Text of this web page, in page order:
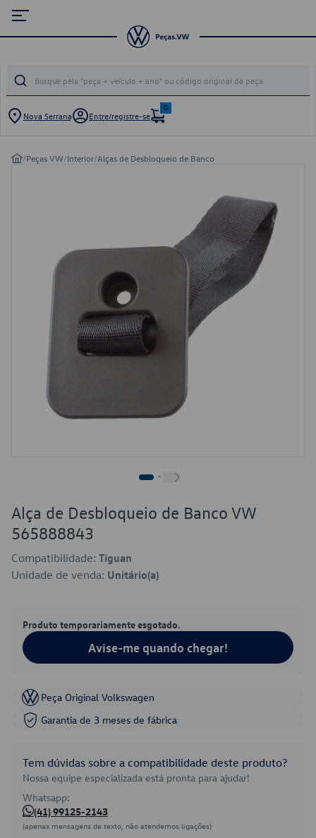
Nova Serrana Entre/registre-se
0
/Peças VW/Interior/Alças de Desbloqueio de Banco
Alça de Desbloqueio de Banco VW
565888843
Compatibilidade: Tiguan
Unidade de venda: Unitário(a)
Produto temporariamente esgotado.
Avise-me quando chegar!
Peça Original Volkswagen
Garantia de 3 meses de fábrica
Tem dúvidas sobre a compatibilidade deste produto?
Nossa equipe especializada está pronta para ajudar!
Whatsapp:
(41) 99125-2143
(apenas mensagens de texto, não atendemos ligações)